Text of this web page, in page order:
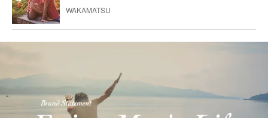
WAKAMATSU